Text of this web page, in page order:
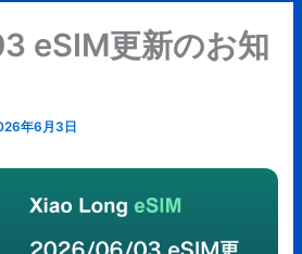
eSIM更新のお知
年6月3日